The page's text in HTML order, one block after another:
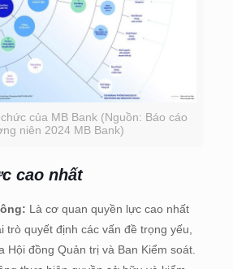
của MB Bank (Nguồn: Báo cáo
niên 2024 MB Bank)
cao nhất
Là cơ quan quyền lực cao nhất
trò quyết định các vấn đề trọng yếu,
Hội đồng Quản trị và Ban Kiểm soát.